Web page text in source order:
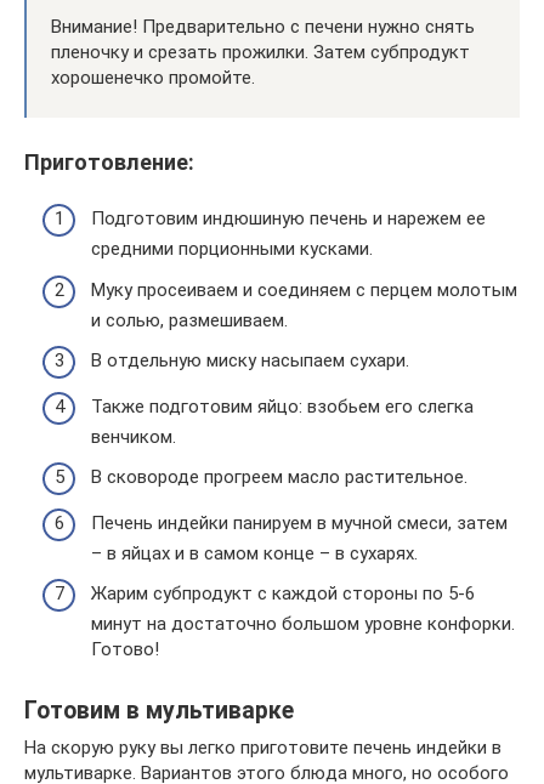
Внимание! Предварительно с печени нужно снять
пленочку и срезать прожилки. Затем субпродукт
хорошенечко промойте.
Приготовление:
Подготовим индюшиную печень и нарежем ее
средними порционными кусками.
Муку просеиваем и соединяем с перцем молотым
и солью, размешиваем.
В отдельную миску насыпаем сухари.
Также подготовим яйцо: взобьем его слегка
венчиком.
В сковороде прогреем масло растительное.
Печень индейки панируем в мучной смеси, затем
– в яйцах и в самом конце – в сухарях.
Жарим субпродукт с каждой стороны по 5-6
минут на достаточно большом уровне конфорки.
Готово!
Готовим в мультиварке
На скорую руку вы легко приготовите печень индейки в
мультиварке. Вариантов этого блюда много, но особого